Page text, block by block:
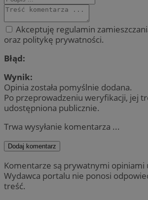
Akceptuję regulamin
oraz politykę prywatności.
Błąd:
Wynik:
Opinia została pomyślnie dodana.
Po przeprowadzeniu weryfikacji, jej
udostępniona publicznie.
Trwa wysyłanie komentarza ...
Dodaj komentarz
Komentarze są prywatnymi opiniami
Wydawca portalu nie ponosi
treść.